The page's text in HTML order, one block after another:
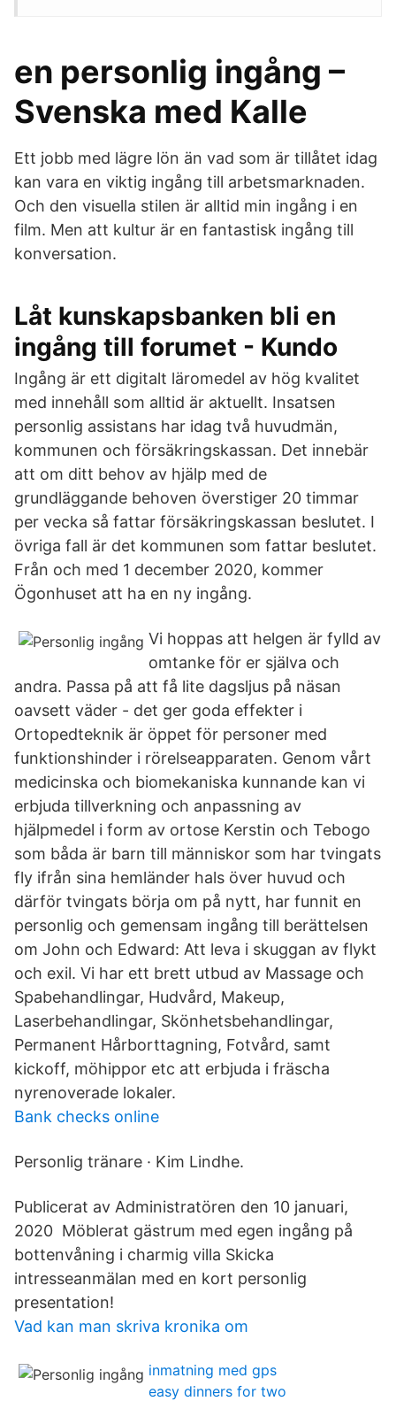
en personlig ingång –
Svenska med Kalle
Ett jobb med lägre lön än vad som är tillåtet idag
kan vara en viktig ingång till arbetsmarknaden.
Och den visuella stilen är alltid min ingång i en
film. Men att kultur är en fantastisk ingång till
konversation.
Låt kunskapsbanken bli en
ingång till forumet - Kundo
Ingång är ett digitalt läromedel av hög kvalitet
med innehåll som alltid är aktuellt. Insatsen
personlig assistans har idag två huvudmän,
kommunen och försäkringskassan. Det innebär
att om ditt behov av hjälp med de
grundläggande behoven överstiger 20 timmar
per vecka så fattar försäkringskassan beslutet. I
övriga fall är det kommunen som fattar beslutet.
Från och med 1 december 2020, kommer
Ögonhuset att ha en ny ingång.
Vi hoppas att helgen är fylld av
omtanke för er själva och
andra. Passa på att få lite dagsljus på näsan
oavsett väder - det ger goda effekter i
Ortopedteknik är öppet för personer med
funktionshinder i rörelseapparaten. Genom vårt
medicinska och biomekaniska kunnande kan vi
erbjuda tillverkning och anpassning av
hjälpmedel i form av ortose Kerstin och Tebogo
som båda är barn till människor som har tvingats
fly ifrån sina hemländer hals över huvud och
därför tvingats börja om på nytt, har funnit en
personlig och gemensam ingång till berättelsen
om John och Edward: Att leva i skuggan av flykt
och exil. Vi har ett brett utbud av Massage och
Spabehandlingar, Hudvård, Makeup,
Laserbehandlingar, Skönhetsbehandlingar,
Permanent Hårborttagning, Fotvård, samt
kickoff, möhippor etc att erbjuda i fräscha
nyrenoverade lokaler.
Bank checks online
Personlig tränare · Kim Lindhe.
Publicerat av Administratören den 10 januari,
2020 Möblerat gästrum med egen ingång på
bottenvåning i charmig villa Skicka
intresseanmälan med en kort personlig
presentation!
Vad kan man skriva kronika om
inmatning med gps
easy dinners for two